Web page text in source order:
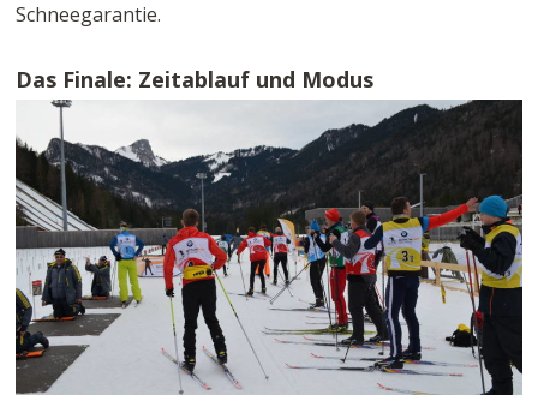
Schneegarantie.
Das Finale: Zeitablauf und Modus